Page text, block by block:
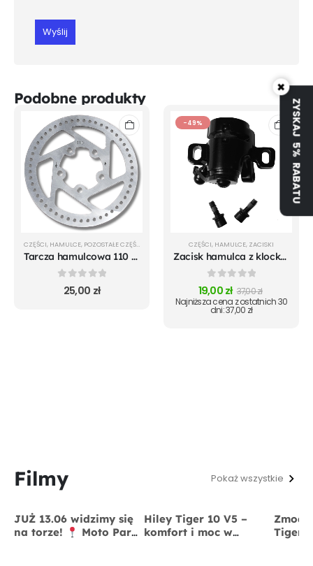
Podobne produkty
CZĘŚCI, HAMULCE, POZOSTAŁE CZĘŚCI TARCZE HAMULCOWE
Tarcza hamulcowa 110 mm
out of 5
25,00 zł
-49%
CZĘŚCI, HAMULCE, ZACISKI
Zacisk hamulca z klockami do Xiaomi m365 Pro Mi 1S Pro 2 Essential
0out of 5
19,00zł 37,00zł
Najniższa cena z ostatnich 30
dni:37,00 zł
Filmy Pokaż wszystkie
JUŻ 13.06 widzimy się
na torze!
Moto Park
Hiley Tiger 10 V5 –
komfort i moc w
Tiger
×
ZYSKAJ 5% RABATU